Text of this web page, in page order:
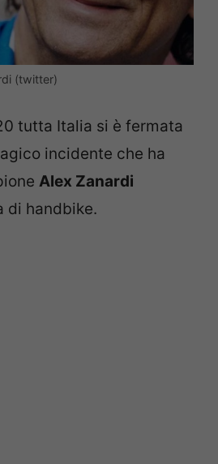
(twitter)
tutta Italia si è fermata
incidente che ha
Alex Zanardi
di handbike.